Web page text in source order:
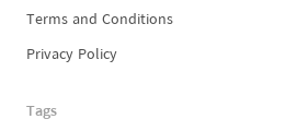
Terms and Conditions
Privacy Policy
Tags